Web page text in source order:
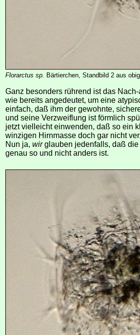
Florarctus sp. Bärtierchen, Standbild 2 aus
Ganz besonders rührend ist das
wie bereits angedeutet, um eine
einfach, daß ihm der gewohnte,
und seine Verzweiflung ist förmlich
jetzt vielleicht einwenden, daß so ein
winzigen Hirnmasse doch gar nicht
Nun ja, wirglauben jedenfalls, daß
genau so und nicht anders ist.